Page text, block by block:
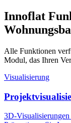
Innoflat
Alle Funktionen
Modul, das Ihren
Visualisierung
3D-